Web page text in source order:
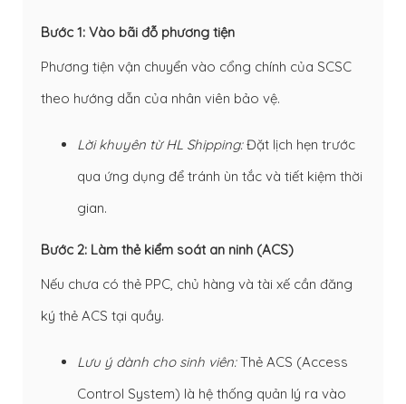
Bước 1: Vào bãi đỗ phương tiện
Phương tiện vận chuyển vào cổng chính của SCSC
theo hướng dẫn của nhân viên bảo vệ.
Lời khuyên từ HL Shipping:Đặt lịch hẹn trước
qua ứng dụng để tránh ùn tắc và tiết kiệm thời
gian.
Bước 2: Làm thẻ kiểm soát an ninh (ACS)
Nếu chưa có thẻ PPC, chủ hàng và tài xế cần đăng
ký thẻ ACS tại quầy.
Lưu ý dành cho sinh viên:Thẻ ACS (Access
Control System) là hệ thống quản lý ra vào